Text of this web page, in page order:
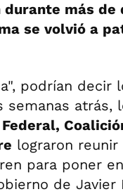
más de
se volvió a
podrían decir
atrás,
lograron
para poner
de